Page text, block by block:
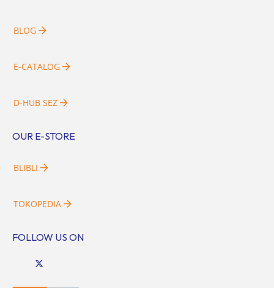
BLOG
E-CATALOG
D-HUB SEZ
OUR E-STORE
BLIBLI
TOKOPEDIA
FOLLOW US ON